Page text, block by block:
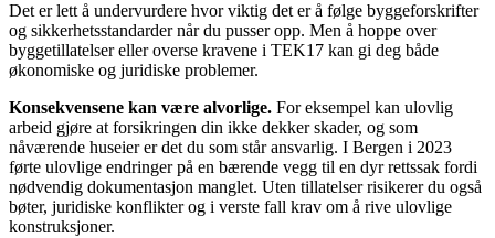
Det er lett å undervurdere hvor viktig det er å følge byggeforskrifter
og sikkerhetsstandarder når du pusser opp. Men å hoppe over
byggetillatelser eller overse kravene i TEK17 kan gi deg både
økonomiske og juridiske problemer.
Konsekvensene kan være alvorlige. For eksempel kan ulovlig
arbeid gjøre at forsikringen din ikke dekker skader, og som
nåværende huseier er det du som står ansvarlig. I Bergen i 2023
førte ulovlige endringer på en bærende vegg til en dyr rettssak fordi
nødvendig dokumentasjon manglet. Uten tillatelser risikerer du også
bøter, juridiske konflikter og i verste fall krav om å rive ulovlige
konstruksjoner.